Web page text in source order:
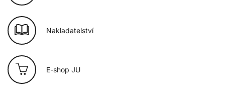
Nakladatelství
E-shop JU